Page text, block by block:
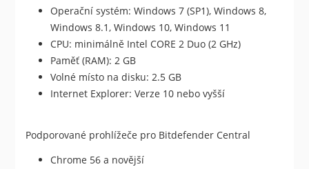
Operační systém: Windows 7 (SP1), Windows 8,
Windows 8.1, Windows 10, Windows 11
CPU: minimálně Intel CORE 2 Duo (2 GHz)
Paměť (RAM): 2 GB
Volné místo na disku: 2.5 GB
Internet Explorer: Verze 10 nebo vyšší
Podporované prohlížeče pro Bitdefender Central
Chrome 56 a novější